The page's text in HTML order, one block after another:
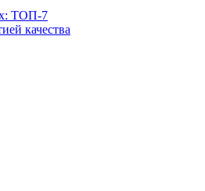
ТОП-7
качества